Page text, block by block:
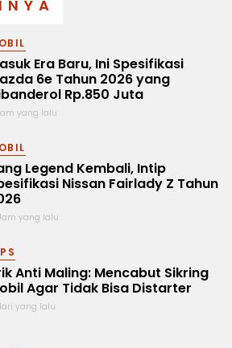
Era Baru, Ini Spesifikasi
6e Tahun 2026 yang
Rp.850 Juta
yang lalu
Legend Kembali, Intip
Nissan Fairlady Z Tahun
yang lalu
Anti Maling: Mencabut Sikring
Agar Tidak Bisa Distarter
yang lalu